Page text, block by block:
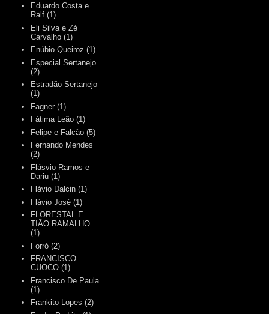
Eduardo Costa e
Ralf (1)
Eli Silva e Zé
Carvalho (1)
Enúbio Queiroz (1)
Especial Sertanejo
(2)
Estradão Sertanejo
(1)
Fagner (1)
Fátima Leão (1)
Felipe e Falcão (5)
Fernando Mendes
(2)
Flásvio Ramos e
Dariu (1)
Flávio Dalcin (1)
Flávio José (1)
FLORESTAL E
TIÃO RAMALHO
(1)
Forró (2)
FRANCISCO
CUOCO (1)
Francisco De Paula
(1)
Frankito Lopes (2)